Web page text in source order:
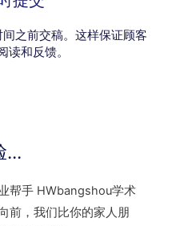
之前交稿。这样保证顾客
读和反馈。
...
帮手 HWbangshou学术
前，我们比你的家人朋